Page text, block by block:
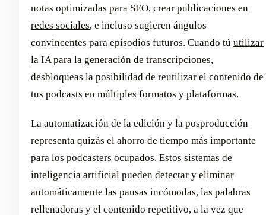
notas optimizadas para SEO, crear publicaciones en
redes sociales, e incluso sugieren ángulos
convincentes para episodios futuros. Cuando tú utilizar
la IA para la generación de transcripciones,
desbloqueas la posibilidad de reutilizar el contenido de
tus podcasts en múltiples formatos y plataformas.
La automatización de la edición y la posproducción
representa quizás el ahorro de tiempo más importante
para los podcasters ocupados. Estos sistemas de
inteligencia artificial pueden detectar y eliminar
automáticamente las pausas incómodas, las palabras
rellenadoras y el contenido repetitivo, a la vez que